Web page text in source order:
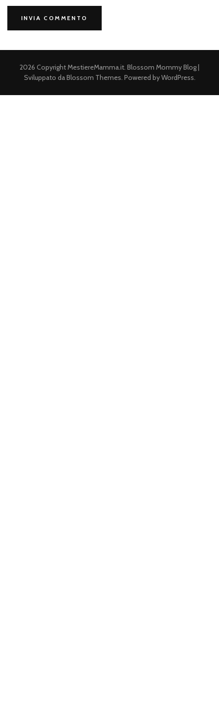
2026 CopyrightMestiereMamma.it. Blossom Mommy Blog |
Sviluppato daBlossom Themes. Powered byWordPress.